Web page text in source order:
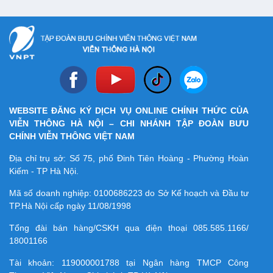
WEBSITE ĐĂNG KÝ DỊCH VỤ ONLINE CHÍNH THỨC CỦA
VIỄN THÔNG HÀ NỘI – CHI NHÁNH TẬP ĐOÀN BƯU
CHÍNH VIỄN THÔNG VIỆT NAM
Địa chỉ trụ sở: Số 75, phố Đinh Tiên Hoàng - Phường Hoàn
Kiếm - TP Hà Nội.
Mã số doanh nghiệp:0100686223 do Sở Kế hoạch và Đầu tư
TP.Hà Nội cấp ngày 11/08/1998
Tổng đài bán hàng/CSKH qua điện thoại 085.585.1166/
18001166
Tài khoản: 119000001788 tại Ngân hàng TMCP Công